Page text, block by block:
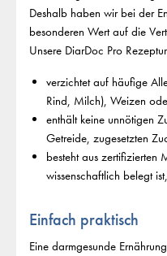
Deshalb haben wir bei der
besonderen Wert auf die
Unsere DiarDoc Pro
verzichtet auf häufige
Rind, Milch), Weizen
enthält keine unnötigen
Getreide, zugesetzten
besteht aus zertifizierten
wissenschaftlich belegt
Einfach praktisch
Eine darmgesunde